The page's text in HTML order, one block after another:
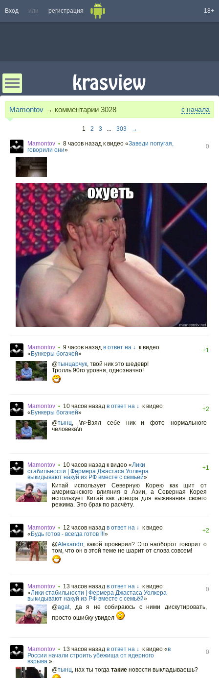
Вход или регистрация 18+
Mamontov → комментарии 3028 с начала
1 2 3 ... 303 →
Mamontov • 8 часов назад к видео «Заведи попугая,
говорили они» 0
Mamontov • 9 часов назад в ответ на ↓ к видео
« Бункеры богачей»
+1
@тынцарчук, твой ник это шедевр!
Тролль 90го уровня, однозначно!
Mamontov • 10 часов назад в ответ на ↓ к видео
« Бункеры богачей»
+2
@тынц, \n>Взял себе ник и фото нормального
человека\n
Mamontov • 10 часов назад к видео «Лики
стабильности | Фермера Джастаса Уолкера
выкидывают накуй из РФ вместе с семьёй»
+1
Китай использует Северную Корею как щит от
американского влияния в Азии, а Северная Корея
использует Китай как донора для выживания своего
режима. Это брак по расчёту.
Mamontov • 12 часов назад в ответ на ↓ к видео
« Будь готов - всегда готов !!!»
+2
@Alexandrr, какой проверил? Это наоборот говорит о
том, что он в этой теме не шарит от слова совсем!
Mamontov • 13 часов назад в ответ на ↓ к видео
«Лики стабильности | Фермера Джастаса Уолкера
выкидывают накуй из РФ вместе с семьёй»
0
@agat, да я не собираюсь с ними дискутировать,
просто ошибку увидел
Mamontov • 13 часов назад в ответ на ↓ к видео «в
России начали строить убежища от ядерного
взрыва.»
0
@тынц, нах ты тогда такие новости выкладываешь?